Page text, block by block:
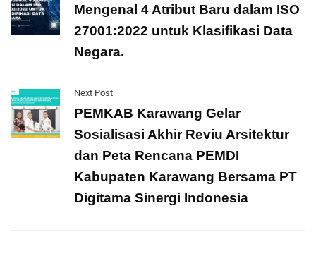
Mengenal 4 Atribut Baru dalam ISO
27001:2022 untuk Klasifikasi Data
Negara.
Next Post
PEMKAB Karawang Gelar
Sosialisasi Akhir Reviu Arsitektur
dan Peta Rencana PEMDI
Kabupaten Karawang Bersama PT
Digitama Sinergi Indonesia